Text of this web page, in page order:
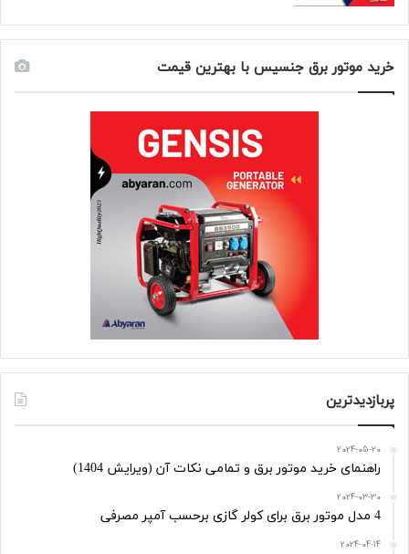
خرید موتور برق جنسیس با بهترین قیمت
پربازدیدترین
2024-05-20
راهنمای خرید موتور برق و تمامی نکات آن (ویرایش 1404)
2024-03-30
4 مدل موتور برق برای کولر گازی برحسب آمپر مصرفی
2024-04-14